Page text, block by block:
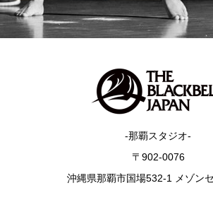
-那覇スタジオ-
〒902-0076
沖縄県那覇市国場532-1 メゾン